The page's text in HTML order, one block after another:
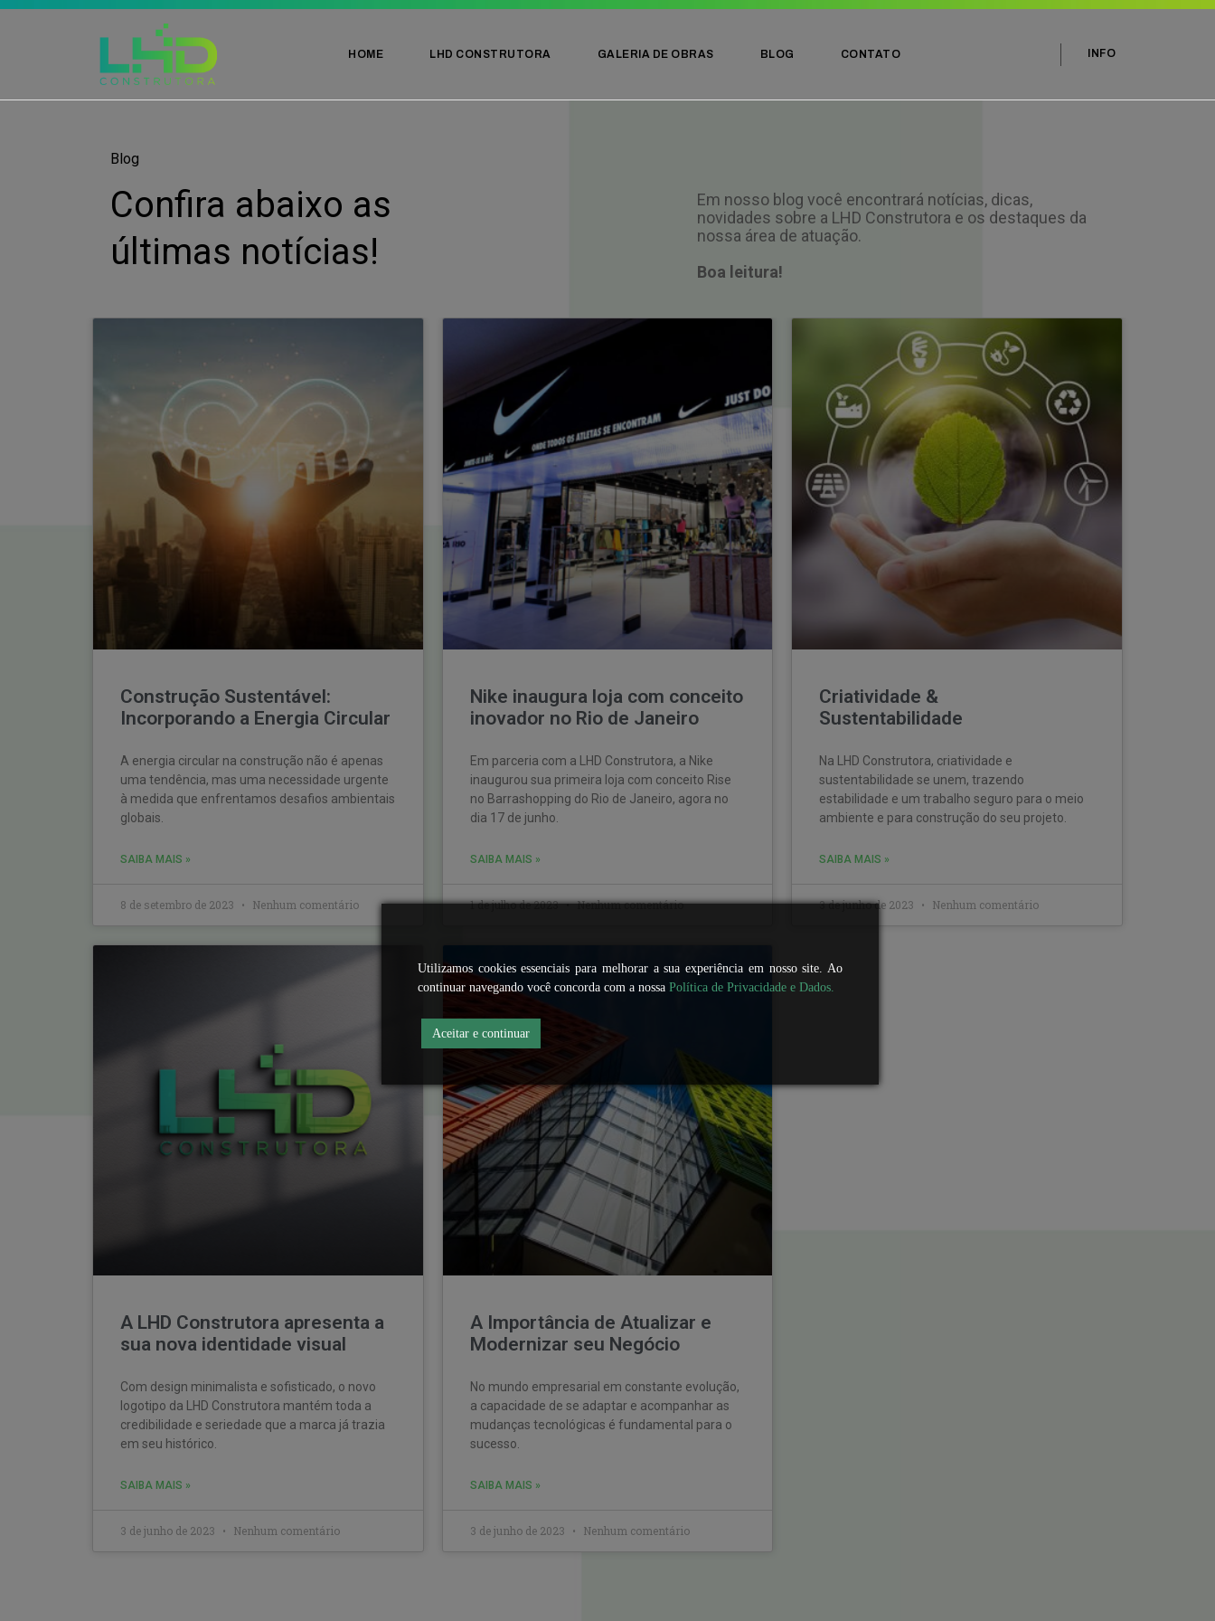
HOME LHD CONSTRUTORA GALERIA DE OBRAS BLOG CONTATO INFO
Blog
Confira abaixo as
últimas notícias!
Em nosso blog você encontrará notícias, dicas,
novidades sobre a LHD Construtora e os destaques da
nossa área de atuação.
Boa leitura!
Construção Sustentável:
Incorporando a Energia Circular
A energia circular na construção não é apenas
uma tendência, mas uma necessidade urgente
à medida que enfrentamos desafios ambientais
globais.
SAIBA MAIS »
8 de setembro de 2023 Nenhum comentário
Nike inaugura loja com conceito
inovador no Rio de Janeiro
Em parceria com a LHD Construtora, a Nike
inaugurou sua primeira loja com conceito Rise
no Barrashopping do Rio de Janeiro, agora no
dia 17 de junho.
SAIBA MAIS »
1 de julho de 2023 Nenhum comentário
Criatividade &
Sustentabilidade
Na LHD Construtora, criatividade e
sustentabilidade se unem, trazendo
estabilidade e um trabalho seguro para o meio
ambiente e para construção do seu projeto.
SAIBA MAIS »
3 de junho de 2023 Nenhum comentário
A LHD Construtora apresenta a
sua nova identidade visual
Com design minimalista e sofisticado, o novo
logotipo da LHD Construtora mantém toda a
credibilidade e seriedade que a marca já trazia
em seu histórico.
SAIBA MAIS »
3 de junho de 2023 Nenhum comentário
A Importância de Atualizar e
Modernizar seu Negócio
No mundo empresarial em constante evolução,
a capacidade de se adaptar e acompanhar as
mudanças tecnológicas é fundamental para o
sucesso.
SAIBA MAIS »
3 de junho de 2023 Nenhum comentário
Utilizamos cookies essenciais para melhorar a sua experiência em nosso site. Ao
continuar navegando você concorda com a nossa Política de Privacidade e Dados.
Aceitar e continuar